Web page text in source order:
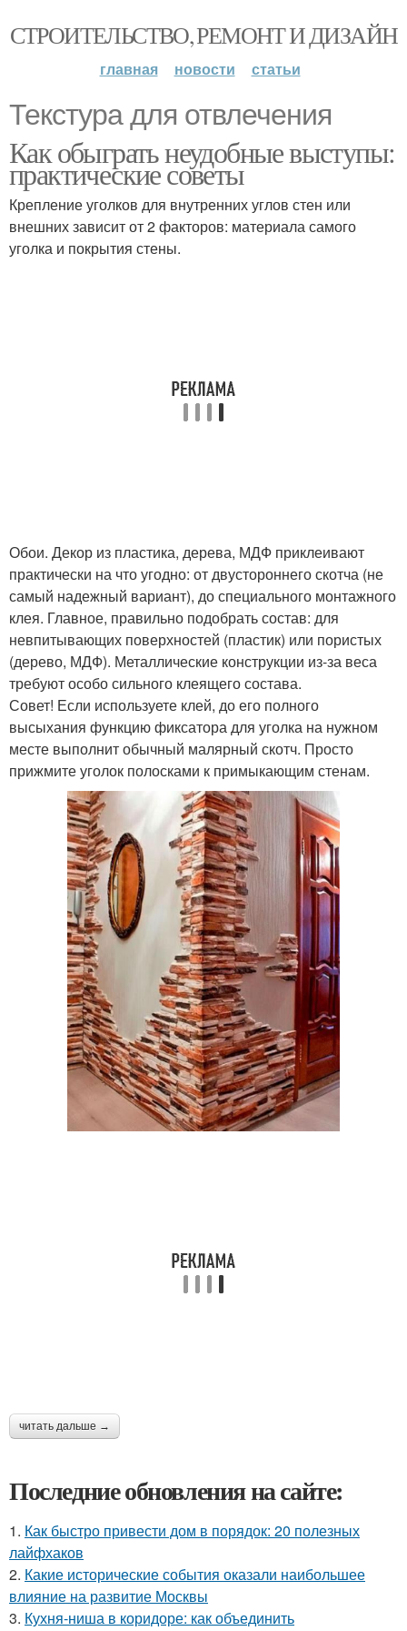
СТРОИТЕЛЬСТВО, РЕМОНТ И ДИЗАЙН
главная новости статьи
Текстура для отвлечения
Как обыграть неудобные выступы:
практические советы
Крепление уголков для внутренних углов стен или
внешних зависит от 2 факторов: материала самого
уголка и покрытия стены.
Обои. Декор из пластика, дерева, МДФ приклеивают
практически на что угодно: от двустороннего скотча (не
самый надежный вариант), до специального монтажного
клея. Главное, правильно подобрать состав: для
невпитывающих поверхностей (пластик) или пористых
(дерево, МДФ). Металлические конструкции из-за веса
требуют особо сильного клеящего состава.
Совет! Если используете клей, до его полного
высыхания функцию фиксатора для уголка на нужном
месте выполнит обычный малярный скотч. Просто
прижмите уголок полосками к примыкающим стенам.
читать дальше →
Последние обновления на сайте:
1. Как быстро привести дом в порядок: 20 полезных
лайфхаков
2. Какие исторические события оказали наибольшее
влияние на развитие Москвы
3. Кухня-ниша в коридоре: как объединить